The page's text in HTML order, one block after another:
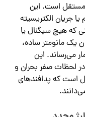
مستقل است. این
جریان الکتریسیته
که هیچ سیگنال یا
یک مانومتر ساده،
می‌رساند. این
در لحظات صفر بحران و
است که پدافندهای